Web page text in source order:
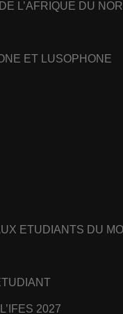
L’AFRIQUE DU
ET LUSOPHONE
ETUDIANTS DU
2027